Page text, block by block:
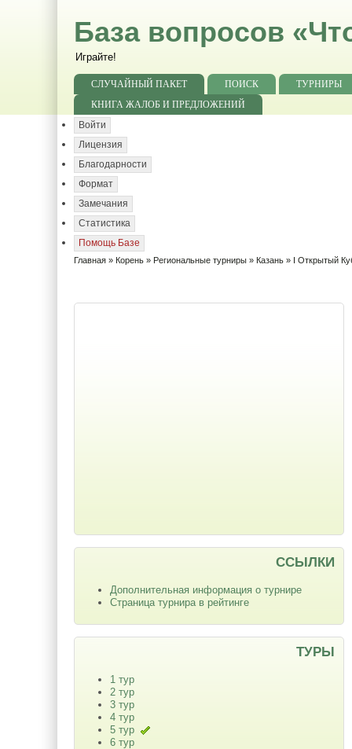
База вопросов
Играйте!
СЛУЧАЙНЫЙ ПАКЕТ ПОИСК
ТУРНИРЫ
КНИГА ЖАЛОБ И ПРЕДЛОЖЕНИЙ
Войти
Лицензия
Благодарности
Формат
Замечания
Статистика
Помощь Базе
Главная » Корень » Региональные турниры » Казань » I Открытый
ССЫЛКИ
Дополнительная информация о турнире
Страница турнира в рейтинге
ТУРЫ
1 тур
2 тур
3 тур
4 тур
5 тур
6 тур